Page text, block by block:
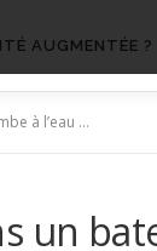
AUGMENTÉE ?
à l’eau …
un